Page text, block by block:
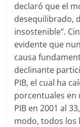
declaró que el
desequilibrado,
insostenible”.
evidente que
causa
declinante
PIB, el cual ha
porcentuales en
PIB en 2001 al
modo, todos los